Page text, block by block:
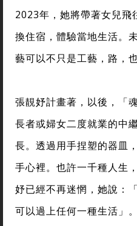
2023年，她將帶著女兒飛
換住宿，體驗當地生活。
藝可以不只是工藝，路，
張靚妤計畫著，以後，「
長者或婦女二度就業的中
長。透過用手捏塑的器皿
手心裡。也許一千種人生
妤已經不再迷惘，她說：
可以過上任何一種生活」。